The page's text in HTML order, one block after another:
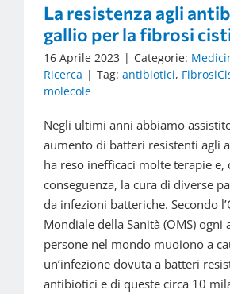
La resistenza agli
gallio per la fibrosi
16 Aprile 2023 | Categorie:
Ricerca | Tag: antibiotici,
molecole
Negli ultimi anni abbiamo
aumento di batteri resistenti agli
ha reso inefficaci molte terapie e,
conseguenza, la cura di diverse
da infezioni batteriche. Secondo
Mondiale della Sanità (OMS) ogni
persone nel mondo muoiono a
un’infezione dovuta a batteri
antibiotici e di queste circa 10